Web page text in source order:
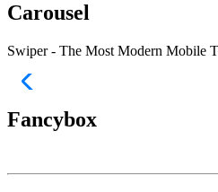
Carousel
Swiper - The Most Modern Mobile
Fancybox